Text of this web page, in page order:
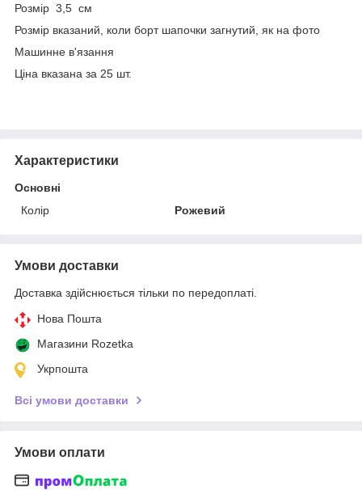
Розмір 3,5 см
Розмір вказаний, коли борт шапочки загнутий, як на фото
Машинне в'язання
Ціна вказана за 25 шт.
Характеристики
Основні
Колір
Рожевий
Умови доставки
Доставка здійснюється тільки по передоплаті.
Нова Пошта
Магазини Rozetka
Укрпошта
Всі умови доставки
Умови оплати